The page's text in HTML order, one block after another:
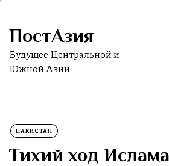
Skip
the
content
ПостАзия
Будущее Центральной и
Южной Азии
ПАКИСТАН
Тихий ход